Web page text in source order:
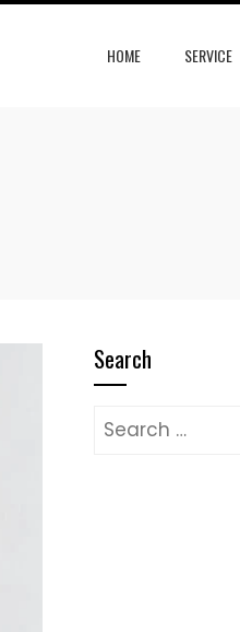
HOME SERVICE
Search
Search